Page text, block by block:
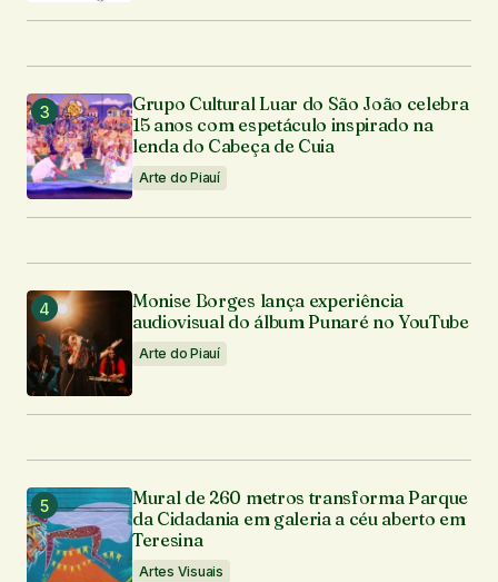
Grupo Cultural Luar do São João celebra
15 anos com espetáculo inspirado na
lenda do Cabeça de Cuia
Arte do Piauí
Monise Borges lança experiência
audiovisual do álbum Punaré no YouTube
Arte do Piauí
Mural de 260 metros transforma Parque
da Cidadania em galeria a céu aberto em
Teresina
Artes Visuais